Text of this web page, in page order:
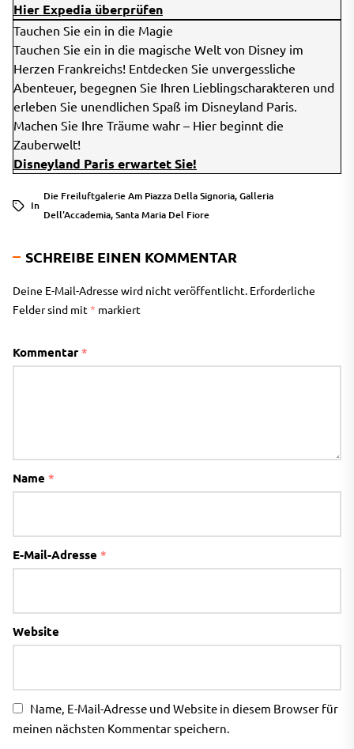
Hier Expedia überprüfen
Tauchen Sie ein in die Magie
Tauchen Sie ein in die magische Welt von Disney im
Herzen Frankreichs! Entdecken Sie unvergessliche
Abenteuer, begegnen Sie Ihren Lieblingscharakteren und
erleben Sie unendlichen Spaß im Disneyland Paris.
Machen Sie Ihre Träume wahr – Hier beginnt die
Zauberwelt!
Disneyland Paris erwartet Sie!
In
Die Freiluftgalerie Am Piazza Della Signoria,Galleria
Dell'Accademia,Santa Maria Del Fiore
SCHREIBE EINEN KOMMENTAR
Deine E-Mail-Adresse wird nicht veröffentlicht. Erforderliche
Felder sind mit* markiert
Kommentar *
Name *
E-Mail-Adresse *
Website
Name, E-Mail-Adresse und Website in diesem Browser für
meinen nächsten Kommentar speichern.